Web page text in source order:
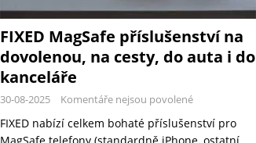
FIXED MagSafe příslušenství na
dovolenou, na cesty, do auta i do
kanceláře
30-08-2025 Komentáře nejsou povolené
FIXED nabízí celkem bohaté příslušenství pro
MagSafe telefony (standardně iPhone, ostatní